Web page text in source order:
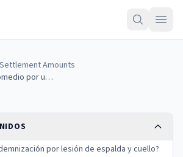
Amounts
Indemnización Promedio por una Lesión de Espalda y Cuello (2026)
por lesión de espalda y cuello?